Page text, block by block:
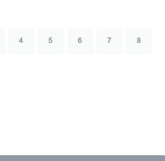
4 5 6 7 8